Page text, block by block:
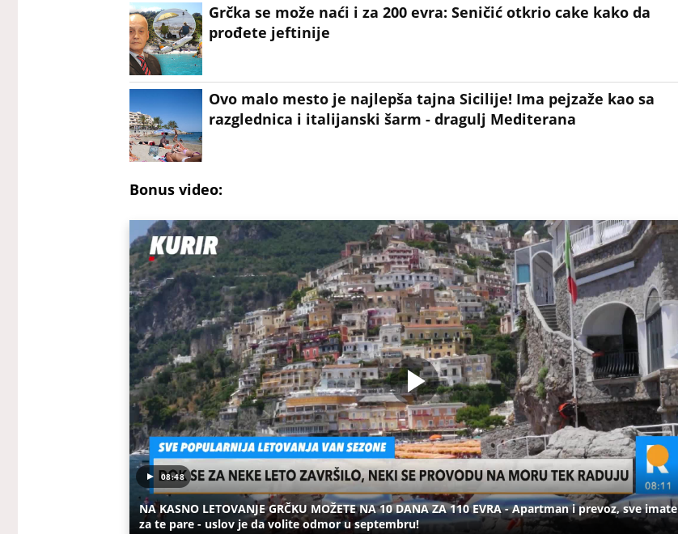
Grčka se može naći i za 200 evra: Seničić otkrio cake kako da
prođete jeftinije
Ovo malo mesto je najlepša tajna Sicilije! Ima pejzaže kao sa
razglednica i italijanski šarm - dragulj Mediterana
Bonus video:
08:48
NA KASNO LETOVANJE GRČKU MOŽETE NA 10 DANA ZA 110 EVRA - Apartman i prevoz, sve imate
za te pare - uslov je da volite odmor u septembru!